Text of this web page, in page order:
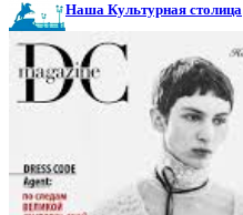
Наша Культурная столица